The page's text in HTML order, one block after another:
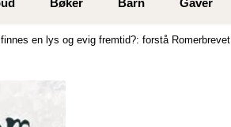
Bøker Barn Gaver
en lys og evig fremtid?: forstå Romerbrevet